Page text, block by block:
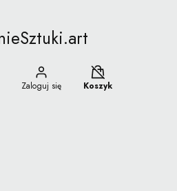
wyszukiwarkę
Zaloguj się
Koszyk wyłączony
Koszyk